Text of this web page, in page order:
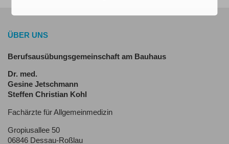
ÜBER UNS
Berufsausübungsgemeinschaft am Bauhaus
Dr. med.
Gesine Jetschmann
Steffen Christian Kohl
Fachärzte für Allgemeinmedizin
Gropiusallee 50
06846 Dessau-Roßlau